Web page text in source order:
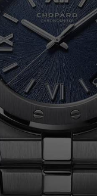
非大陆需加拨“+86”）
约）